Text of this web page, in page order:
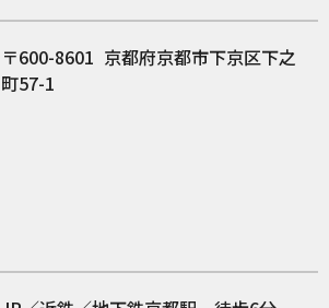
600-8601 京都府京都市下京区下之
町57-1